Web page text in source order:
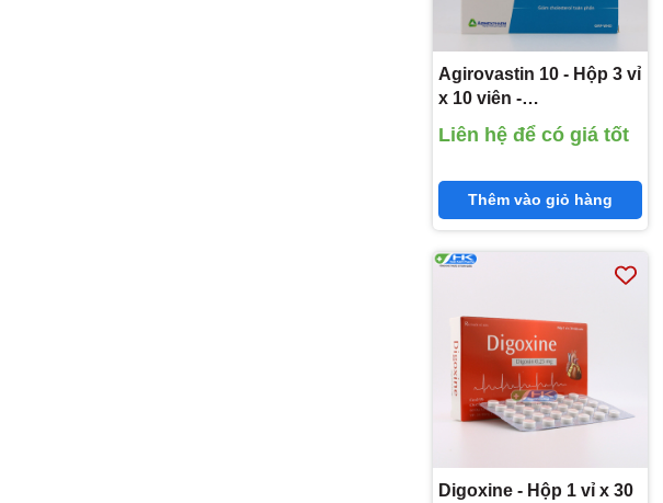
Agirovastin 10 - Hộp 3 vỉ
x 10 viên -
Agimexpharm(Rosuvastatin
10 mg)
Liên hệ để có giá tốt
Thêm vào giỏ hàng
Digoxine - Hộp 1 vỉ x 30